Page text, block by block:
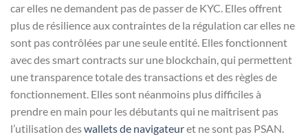
car elles ne demandent pas de passer de KYC. Elles offrent
plus de résilience aux contraintes de la régulation car elles ne
sont pas contrôlées par une seule entité. Elles fonctionnent
avec des smart contracts sur une blockchain, qui permettent
une transparence totale des transactions et des règles de
fonctionnement. Elles sont néanmoins plus difficiles à
prendre en main pour les débutants qui ne maitrisent pas
l’utilisation deswallets de navigateuret ne sont pas PSAN.